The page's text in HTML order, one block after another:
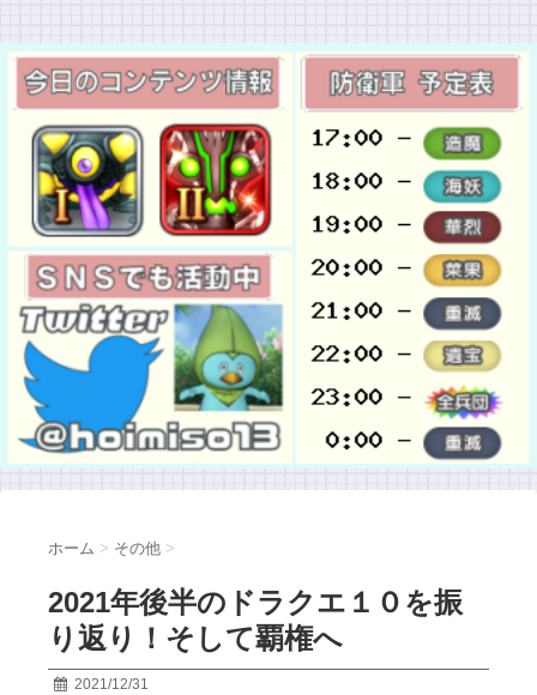
ホーム > その他 >
2021年後半のドラクエ１０を振
り返り！そして覇権へ
2021/12/31